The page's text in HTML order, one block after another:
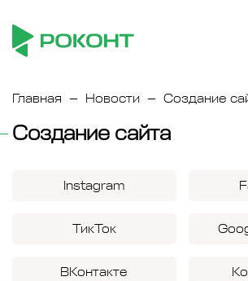
Главная Новости Создание
Создание сайта
Instagram
ТикТок
ВКонтакте